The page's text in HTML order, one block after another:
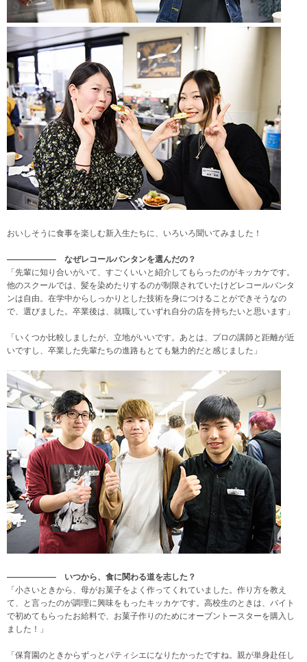
おいしそうに食事を楽しむ新入生たちに、いろいろ聞いてみました！
—————— なぜレコールバンタンを選んだの？
「先輩に知り合いがいて、すごくいいと紹介してもらったのがキッカケです。
他のスクールでは、髪を染めたりするのが制限されていたけどレコールバンタ
ンは自由。在学中からしっかりとした技術を身につけることができそうなの
で、選びました。卒業後は、就職していずれ自分の店を持ちたいと思います」
「いくつか比較しましたが、立地がいいです。あとは、プロの講師と距離が近
いですし、卒業した先輩たちの進路もとても魅力的だと感じました」
—————— いつから、食に関わる道を志した？
「小さいときから、母がお菓子をよく作ってくれていました。作り方を教え
て、と言ったのが調理に興味をもったキッカケです。高校生のときは、バイト
で初めてもらったお給料で、お菓子作りのためにオーブントースターを購入し
ました！」
「保育園のときからずっとパティシエになりたかったですね。親が単身赴任し